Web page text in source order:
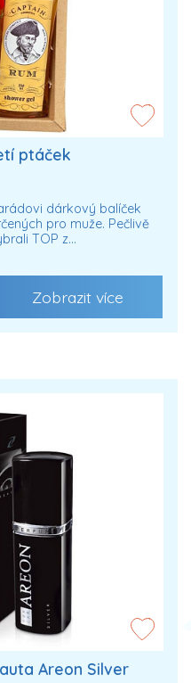
ptáček
dárkový balíček
pro muže. Pečlivě
TOP z…
Zobrazit více
Areon Silver